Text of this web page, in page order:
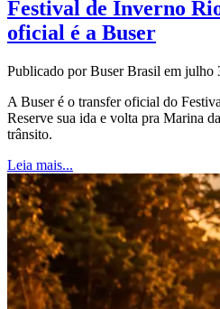
Festival de Inverno
oficial é a Buser
Publicado por Buser Brasil em julho
A Buser é o transfer oficial do
Reserve sua ida e volta pra Marina
trânsito.
Leia mais...